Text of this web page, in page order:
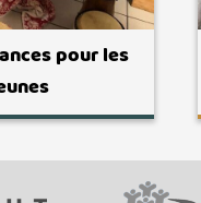
pour les